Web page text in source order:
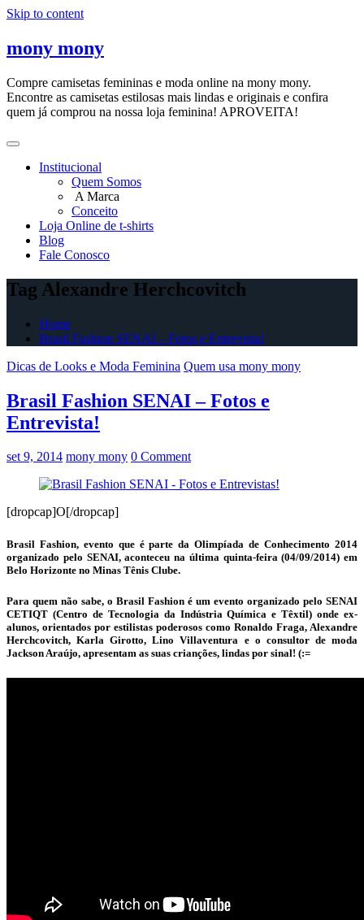
Skip to content
mony mony
Compre camisetas femininas e moda online na mony mony.
Encontre as camisetas estilosas mais lindas e originais e confira
quem já comprou na nossa loja feminina! APROVEITA!
Institucional
Quem Somos
A Marca
Conceito
Loja Online de t-shirts
Blog
Fale Conosco
Tag Alexandre Herchcovitch
Home
Brasil Fashion SENAI – Fotos e Entrevista!
Dicas de Looks e Moda Feminina Quem usa mony mony
Brasil Fashion SENAI – Fotos e
Entrevista!
set 9, 2014 mony mony 0 Comment
[dropcap]O[/dropcap]
Brasil Fashion, evento que é parte da Olimpíada de Conhecimento 2014
organizado pelo SENAI, aconteceu na última quinta-feira (04/09/2014) em
Belo Horizonte no Minas Tênis Clube.
Para quem não sabe, o Brasil Fashion é um evento organizado pelo SENAI
CETIQT (Centro de Tecnologia da Indústria Química e Têxtil) onde ex-
alunos, orientados por estilistas poderosos como Ronaldo Fraga, Alexandre
Herchcovitch, Karla Girotto, Lino Villaventura e o consultor de moda
Jackson Araújo, apresentam as suas crianções, lindas por sinal! (:=